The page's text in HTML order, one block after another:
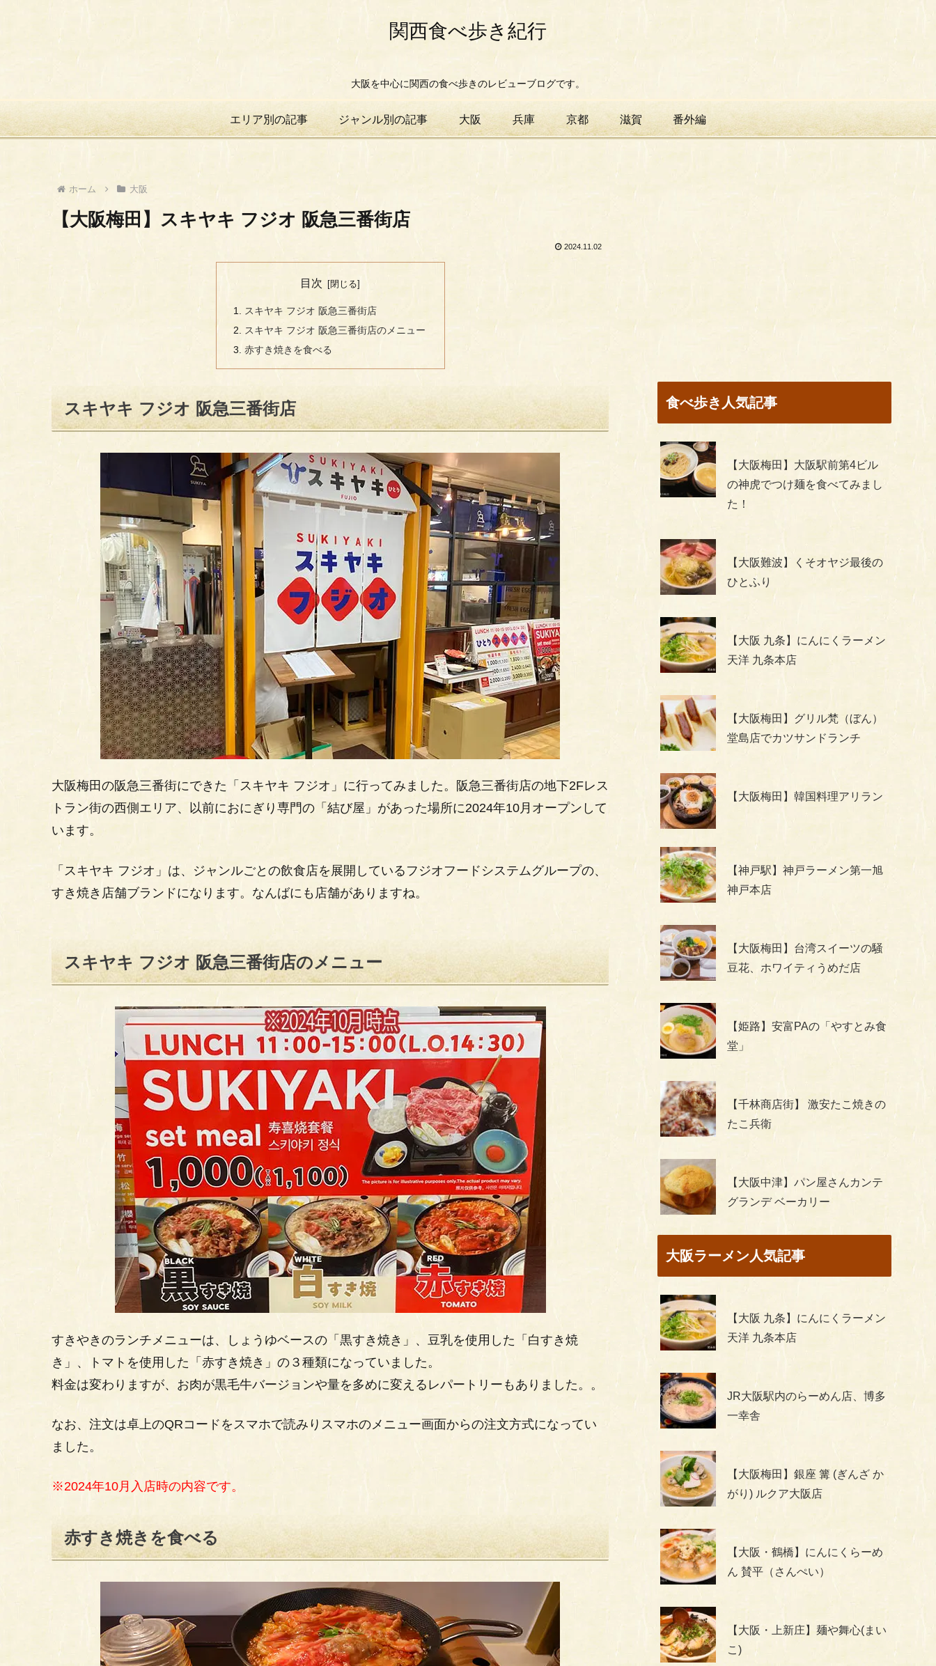
関西食べ歩き紀行
大阪を中心に関西の食べ歩きのレビューブログです。
エリア別の記事 ジャンル別の記事 大阪 兵庫 京都 滋賀 番外編
ホーム 大阪
【大阪梅田】スキヤキ フジオ 阪急三番街店
2024.11.02
目次
スキヤキ フジオ 阪急三番街店
スキヤキ フジオ 阪急三番街店のメニュー
赤すき焼きを食べる
スキヤキ フジオ 阪急三番街店
大阪梅田の阪急三番街にできた「スキヤキ フジオ」に行ってみました。阪急三番街店の地下2Fレス
トラン街の西側エリア、以前におにぎり専門の「結び屋」があった場所に2024年10月オープンして
います。
「スキヤキ フジオ」は、ジャンルごとの飲食店を展開しているフジオフードシステムグループの、
すき焼き店舗ブランドになります。なんばにも店舗がありますね。
スキヤキ フジオ 阪急三番街店のメニュー
すきやきのランチメニューは、しょうゆベースの「黒すき焼き」、豆乳を使用した「白すき焼
き」、トマトを使用した「赤すき焼き」の３種類になっていました。
料金は変わりますが、お肉が黒毛牛バージョンや量を多めに変えるレパートリーもありました。。
なお、注文は卓上のQRコードをスマホで読みりスマホのメニュー画面からの注文方式になってい
ました。
※2024年10月入店時の内容です。
赤すき焼きを食べる
食べ歩き人気記事
【大阪梅田】大阪駅前第4ビル
の神虎でつけ麺を食べてみまし
た！
【大阪難波】くそオヤジ最後の
ひとふり
【大阪 九条】にんにくラーメン
天洋 九条本店
【大阪梅田】グリル梵（ぼん）
堂島店でカツサンドランチ
【大阪梅田】韓国料理アリラン
【神戸駅】神戸ラーメン第一旭
神戸本店
【大阪梅田】台湾スイーツの騒
豆花、ホワイティうめだ店
【姫路】安富PAの「やすとみ食
堂」
【千林商店街】 激安たこ焼きの
たこ兵衛
【大阪中津】パン屋さんカンテ
グランデ ベーカリー
大阪ラーメン人気記事
【大阪 九条】にんにくラーメン
天洋 九条本店
JR大阪駅内のらーめん店、博多
一幸舎
【大阪梅田】銀座 篝 (ぎんざ か
がり) ルクア大阪店
【大阪・鶴橋】にんにくらーめ
ん 賛平（さんぺい）
【大阪・上新庄】麺や舞心(まい
こ)